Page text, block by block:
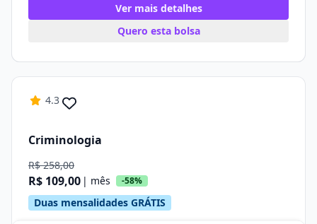
Ver mais detalhes
Quero esta bolsa
4.3
Criminologia
R$ 258,00
R$ 109,00 | mês -58%
Duas mensalidades GRÁTIS